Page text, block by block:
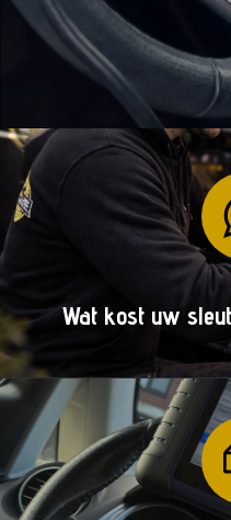
Wat kost uw